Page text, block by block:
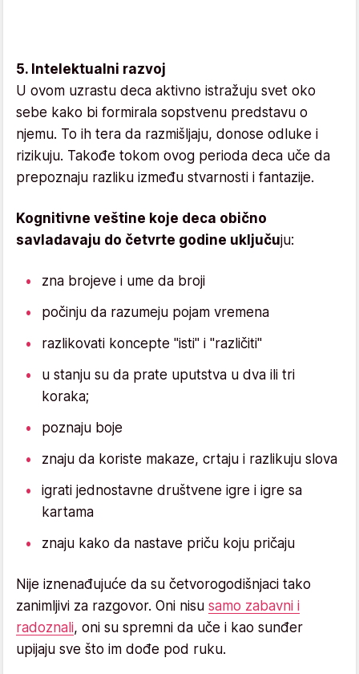
5. Intelektualni razvoj
U ovom uzrastu deca aktivno istražuju svet oko
sebe kako bi formirala sopstvenu predstavu o
njemu. To ih tera da razmišljaju, donose odluke i
rizikuju. Takođe tokom ovog perioda deca uče da
prepoznaju razliku između stvarnosti i fantazije.
Kognitivne veštine koje deca obično
savladavaju do četvrte godine uključuju:
zna brojeve i ume da broji
počinju da razumeju pojam vremena
razlikovati koncepte "isti" i "različiti"
u stanju su da prate uputstva u dva ili tri
koraka;
poznaju boje
znaju da koriste makaze, crtaju i razlikuju slova
igrati jednostavne društvene igre i igre sa
kartama
znaju kako da nastave priču koju pričaju
Nije iznenađujuće da su četvorogodišnjaci tako
zanimljivi za razgovor. Oni nisu samo zabavni i
radoznali, oni su spremni da uče i kao sunđer
upijaju sve što im dođe pod ruku.